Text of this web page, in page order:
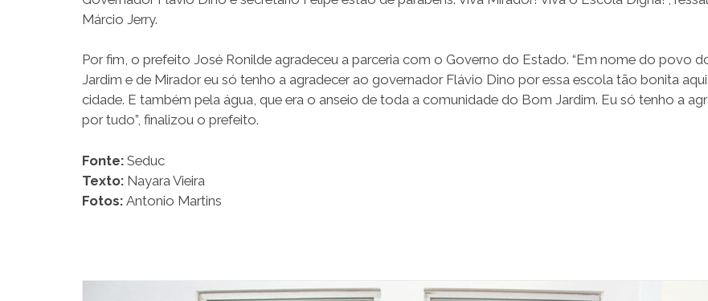
Márcio Jerry.
Por fim, o prefeito José Ronilde agradeceu a parceria com o Governo do Estado. “Em nome do povo
Jardim e de Mirador eu só tenho a agradecer ao governador Flávio Dino por essa escola tão bonita
cidade. E também pela água, que era o anseio de toda a comunidade do Bom Jardim. Eu só tenho a
por tudo”, finalizou o prefeito.
Fonte: Seduc
Texto: Nayara Vieira
Fotos: Antonio Martins